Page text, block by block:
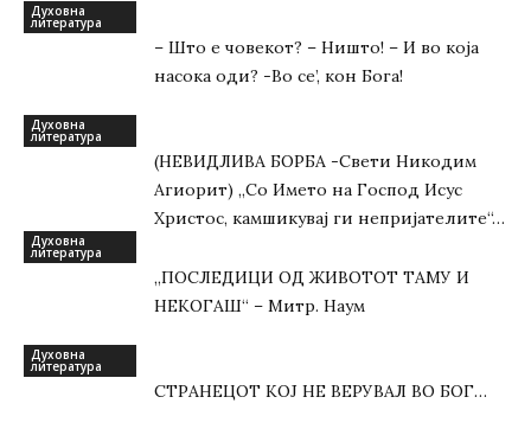
Духовна
литература
– Што е човекот? – Ништо! – И во која
насока оди? -Во се’, кон Бога!
Духовна
литература
(НЕВИДЛИВА БОРБА -Свети Никодим
Агиорит) „Со Името на Господ Исус
Христос, камшикувај ги непријателите“…
Духовна
литература
„ПОСЛЕДИЦИ ОД ЖИВОТОТ ТАМУ И
НЕКОГАШ“ – Митр. Наум
Духовна
литература
СТРАНЕЦОТ КОЈ НЕ ВЕРУВАЛ ВО БОГ…